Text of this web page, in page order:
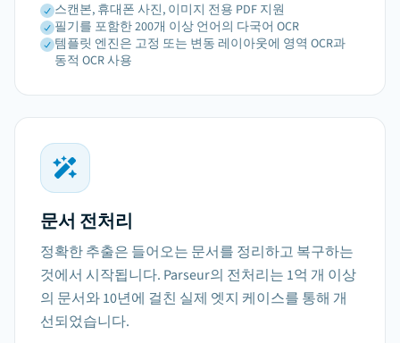
스캔본, 휴대폰 사진, 이미지 전용 PDF 지원
필기를 포함한 200개 이상 언어의 다국어 OCR
템플릿 엔진은 고정 또는 변동 레이아웃에 영역 OCR과
동적 OCR 사용
문서 전처리
정확한 추출은 들어오는 문서를 정리하고 복구하는
것에서 시작됩니다. Parseur의 전처리는 1억 개 이상
의 문서와 10년에 걸친 실제 엣지 케이스를 통해 개
선되었습니다.